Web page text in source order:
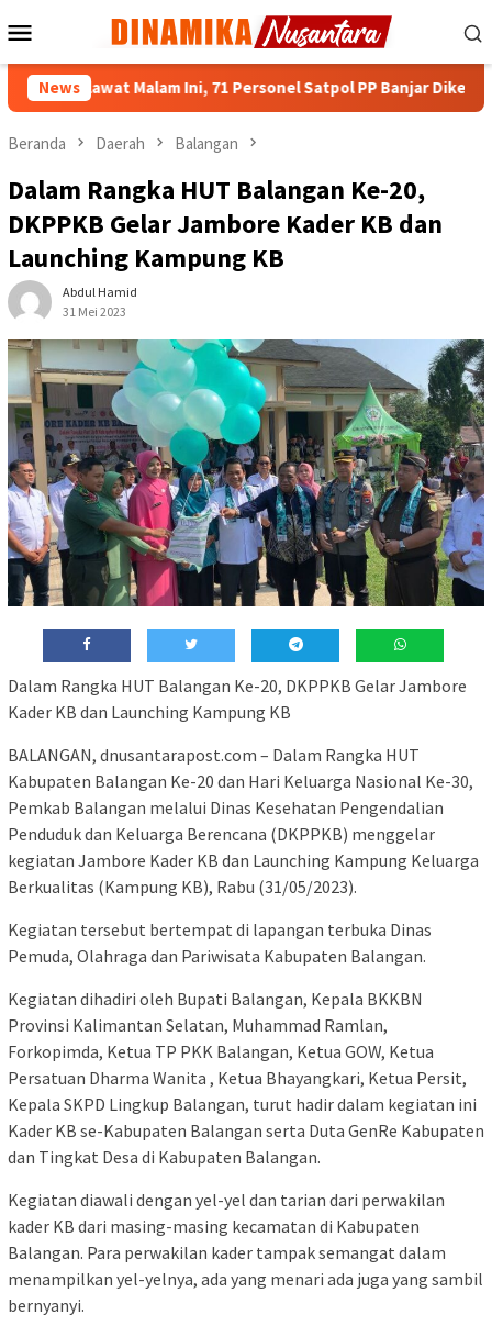
ke
Mobile
News
Malam Ini, 71 Personel Satpol PP Banjar Dikerahkan
Beranda Daerah Balangan
Dalam Rangka HUT Balangan Ke-20,
DKPPKB Gelar Jambore Kader KB dan
Launching Kampung KB
Abdul Hamid
31 Mei 2023
Dalam Rangka HUT Balangan Ke-20, DKPPKB Gelar Jambore
Kader KB dan Launching Kampung KB
BALANGAN, dnusantarapost.com – Dalam Rangka HUT
Kabupaten Balangan Ke-20 dan Hari Keluarga Nasional Ke-30,
Pemkab Balangan melalui Dinas Kesehatan Pengendalian
Penduduk dan Keluarga Berencana (DKPPKB) menggelar
kegiatan Jambore Kader KB dan Launching Kampung Keluarga
Berkualitas (Kampung KB), Rabu (31/05/2023).
Kegiatan tersebut bertempat di lapangan terbuka Dinas
Pemuda, Olahraga dan Pariwisata Kabupaten Balangan.
Kegiatan dihadiri oleh Bupati Balangan, Kepala BKKBN
Provinsi Kalimantan Selatan, Muhammad Ramlan,
Forkopimda, Ketua TP PKK Balangan, Ketua GOW, Ketua
Persatuan Dharma Wanita , Ketua Bhayangkari, Ketua Persit,
Kepala SKPD Lingkup Balangan, turut hadir dalam kegiatan ini
Kader KB se-Kabupaten Balangan serta Duta GenRe Kabupaten
dan Tingkat Desa di Kabupaten Balangan.
Kegiatan diawali dengan yel-yel dan tarian dari perwakilan
kader KB dari masing-masing kecamatan di Kabupaten
Balangan. Para perwakilan kader tampak semangat dalam
menampilkan yel-yelnya, ada yang menari ada juga yang sambil
bernyanyi.